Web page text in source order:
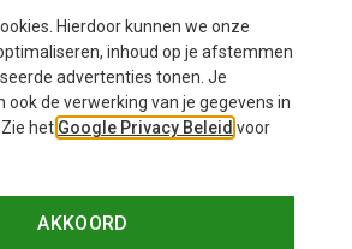
CMP
Heren Almaak Sandalen
€ 51,50
47
Hierdoor kunnen we onze
inhoud op je afstemmen
advertenties tonen. Je
de verwerking van je gegevens in
het Google Privacy Beleid voor
AKKOORD